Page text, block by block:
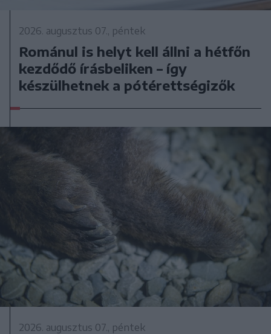
2026. augusztus 07., péntek
Románul is helyt kell állni a hétfőn
kezdődő írásbeliken – így
készülhetnek a pótérettségizők
2026. augusztus 07., péntek